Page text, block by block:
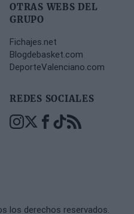
OTRAS WEBS DEL
GRUPO
Fichajes.net
Blogdebasket.com
DeporteValenciano.com
REDES SOCIALES
los derechos reservados.